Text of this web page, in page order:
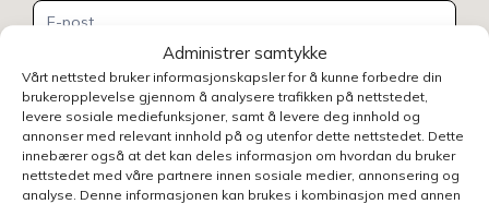
Administrer samtykke
Vårt nettsted bruker informasjonskapsler for å kunne forbedre din
brukeropplevelse gjennom å analysere trafikken på nettstedet,
levere sosiale mediefunksjoner, samt å levere deg innhold og
annonser med relevant innhold på og utenfor dette nettstedet. Dette
innebærer også at det kan deles informasjon om hvordan du bruker
nettstedet med våre partnere innen sosiale medier, annonsering og
analyse. Denne informasjonen kan brukes i kombinasjon med annen